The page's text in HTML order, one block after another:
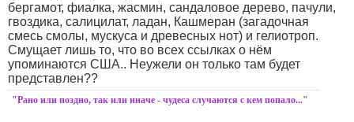
бергамот, фиалка, жасмин, сандаловое дерево, пачули,
гвоздика, салицилат, ладан, Кашмеран (загадочная
смесь смолы, мускуса и древесных нот) и гелиотроп.
Смущает лишь то, что во всех ссылках о нём
упоминаются США.. Неужели он только там будет
представлен??
"Рано или поздно, так или иначе - чудеса случаются с кем попало..."